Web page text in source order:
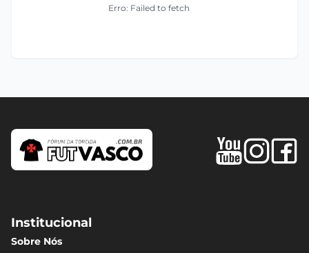
Erro: Failed to fetch
Institucional
Sobre Nós